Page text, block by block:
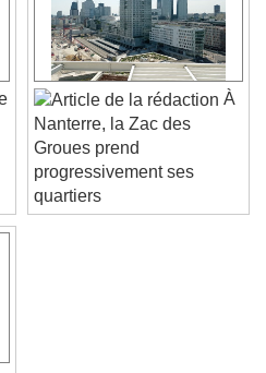
Nanterre, la Zac des
Groues prend
progressivement ses
quartiers